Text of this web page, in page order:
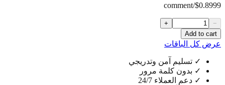
Add
الباقات
تسليم آمن وتدريجي
بدون كلمة مرور
دعم العملاء 24/7